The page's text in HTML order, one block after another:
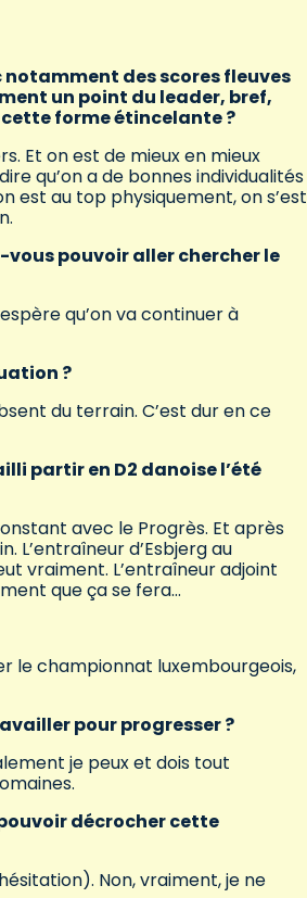
des scores fleuves
un point du leader, bref,
forme étincelante ?
Et on est de mieux en mieux
qu’on a de bonnes individualités
est au top physiquement, on s’est
pouvoir aller chercher le
qu’on va continuer à
?
du terrain. C’est dur en ce
partir en D2 danoise l’été
avec le Progrès. Et après
L’entraîneur d’Esbjerg au
vraiment. L’entraîneur adjoint
que ça se fera…
le championnat luxembourgeois,
pour progresser ?
je peux et dois tout
décrocher cette
Non, vraiment, je ne